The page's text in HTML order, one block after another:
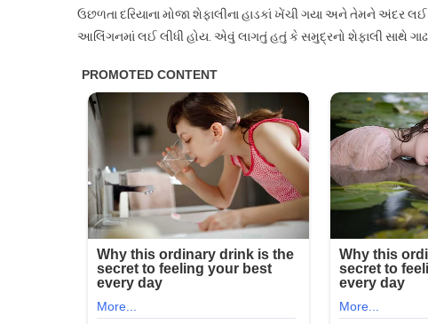
ઉછળતા દરિયાના મોજા શેફાલીના હાડકાં ખેંચી ગયા અને તેમને અંદર
આલિંગનમાં લઈ લીધી હોય. એવું લાગતું હતું કે સમુદ્રનો શેફાલી સાથે ગાઢ